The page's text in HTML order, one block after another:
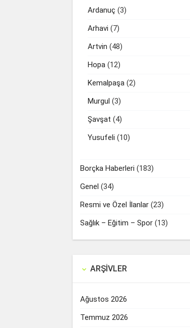
Ardanuç (3)
Arhavi (7)
Artvin (48)
Hopa (12)
Kemalpaşa (2)
Murgul (3)
Şavşat (4)
Yusufeli (10)
Borçka Haberleri (183)
Genel (34)
Resmi ve Özel İlanlar (23)
Sağlık – Eğitim – Spor (13)
 ARŞIVLER
Ağustos 2026
Temmuz 2026